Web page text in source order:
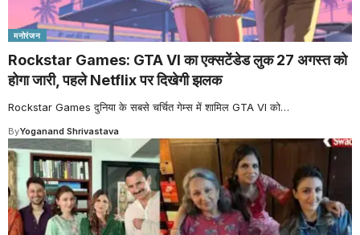
मनोरंजन
Rockstar Games: GTA VI का एक्सटेंडेड लुक 27 अगस्त को
होगा जारी, पहले Netflix पर दिखेगी झलक
Rockstar Games दुनिया के सबसे चर्चित गेम्स में शामिल GTA VI को…
ByYoganand Shrivastava